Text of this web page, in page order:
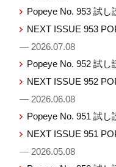
Popeye No. 953 試し
NEXT ISSUE 953
— 2026.07.08
Popeye No. 952 試し
NEXT ISSUE 952
— 2026.06.08
Popeye No. 951 試し
NEXT ISSUE 951
— 2026.05.08